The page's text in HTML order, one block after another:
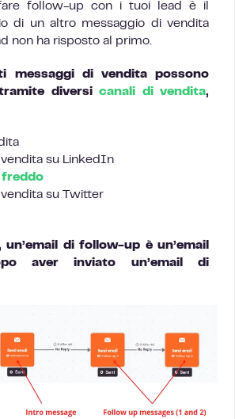
follow-up con i tuoi lead è il
di un altro messaggio di vendita
non ha risposto al primo.
messaggi di vendita possono
diversi canali di vendita,
su LinkedIn
freddo
su Twitter
di follow-up è un’email
aver inviato un’email di